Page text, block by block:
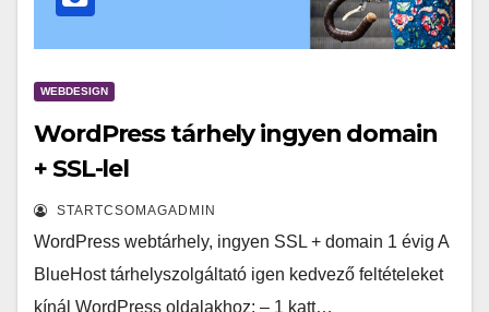
WEBDESIGN
WordPress tárhely ingyen domain
+ SSL-lel
STARTCSOMAGADMIN
WordPress webtárhely, ingyen SSL + domain 1 évig A
BlueHost tárhelyszolgáltató igen kedvező feltételeket
kínál WordPress oldalakhoz: – 1 katt…